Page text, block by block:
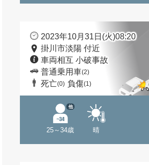
2023年10月31日(火)08:20
掛川市淡陽 付近
車両相互 小破事故
普通乗用車(2)
死亡(0) 負傷(1)
25～34歳
他
晴